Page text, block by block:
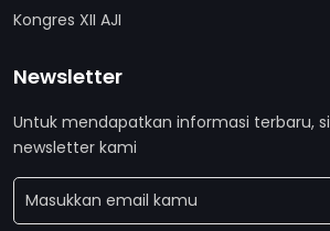
Kongres XII AJI
Newsletter
Untuk mendapatkan informasi terbaru,
newsletter kami